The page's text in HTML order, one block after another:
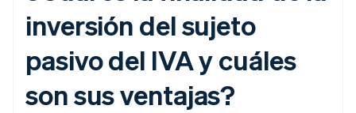
inversión del sujeto
pasivo del IVA y cuáles
son sus ventajas?